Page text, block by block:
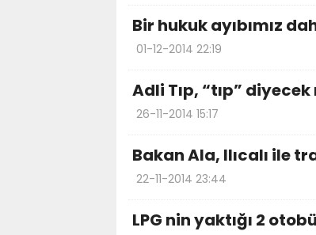
Bir hukuk ayıbımız
01-12-2014 22:19
Adli Tıp, “tıp” diyecek
26-11-2014 15:17
Bakan Ala, Ilıcalı ile
22-11-2014 23:44
LPG nin yaktığı 2